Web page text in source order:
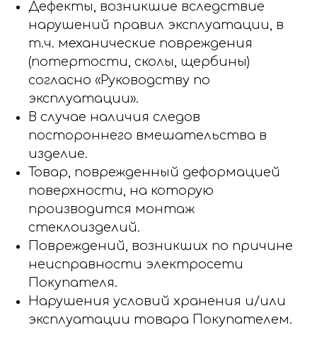
Дефекты, возникшие вследствие
нарушений правил эксплуатации, в
т.ч. механические повреждения
(потертости, сколы, щербины)
согласно «Руководству по
эксплуатации».
В случае наличия следов
постороннего вмешательства в
изделие.
Товар, поврежденный деформацией
поверхности, на которую
производится монтаж
стеклоизделий.
Повреждений, возникших по причине
неисправности электросети
Покупателя.
Нарушения условий хранения и/или
эксплуатации товара Покупателем.